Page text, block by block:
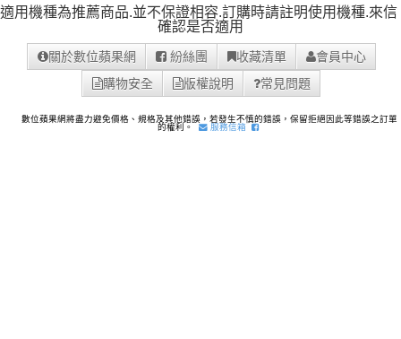
適用機種為推薦商品.並不保證相容.訂購時請註明使用機種.來信
確認是否適用
關於數位蘋果網 紛絲團 收藏清單
會員中心
購物安全
版權說明 常見問題
數位蘋果網將盡力避免價格、規格及其他錯誤，若發生不慎的錯誤，保留拒絕因此等錯誤之訂單
的權利。
服務信箱